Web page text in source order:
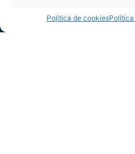
Política de cookiesPolítica